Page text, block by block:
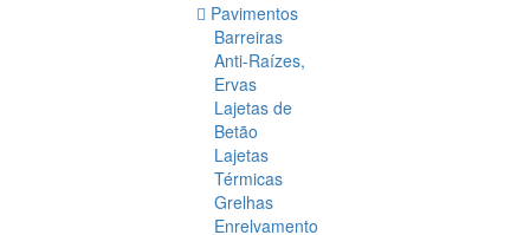
Pavimentos
Barreiras
Anti-Raízes,
Ervas
Lajetas de
Betão
Lajetas
Térmicas
Grelhas
Enrelvamento